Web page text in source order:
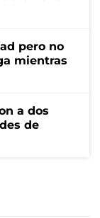
pero no
mientras
a dos
de